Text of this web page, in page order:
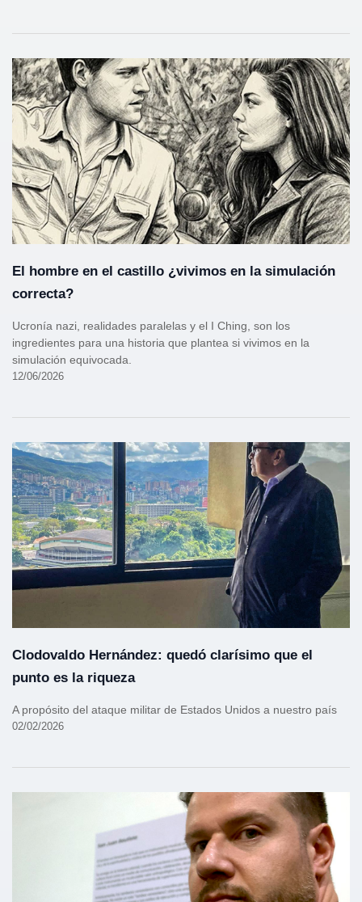
El hombre en el castillo ¿vivimos en la simulación
correcta?
Ucronía nazi, realidades paralelas y el I Ching, son los
ingredientes para una historia que plantea si vivimos en la
simulación equivocada.
12/06/2026
Clodovaldo Hernández: quedó clarísimo que el
punto es la riqueza
A propósito del ataque militar de Estados Unidos a nuestro país
02/02/2026